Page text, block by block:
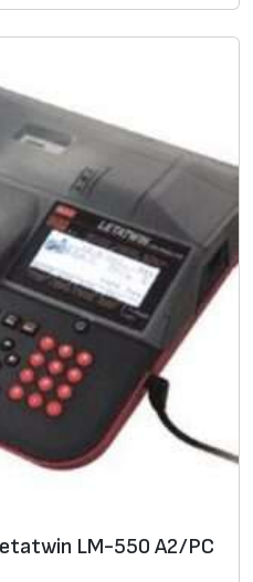
LM-550 A2/PC